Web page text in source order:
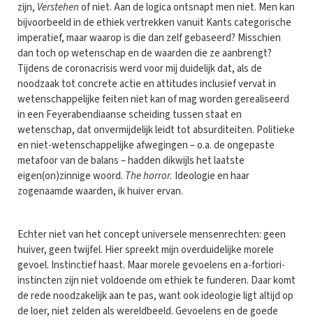
zijn, Verstehenof niet. Aan de logica ontsnapt men niet. Men kan
bijvoorbeeld in de ethiek vertrekken vanuit Kants categorische
imperatief, maar waarop is die dan zelf gebaseerd? Misschien
dan toch op wetenschap en de waarden die ze aanbrengt?
Tijdens de coronacrisis werd voor mij duidelijk dat, als de
noodzaak tot concrete actie en attitudes inclusief vervat in
wetenschappelijke feiten niet kan of mag worden gerealiseerd
in een Feyerabendiaanse scheiding tussen staat en
wetenschap, dat onvermijdelijk leidt tot absurditeiten. Politieke
en niet-wetenschappelijke afwegingen – o.a. de ongepaste
metafoor van de balans – hadden dikwijls het laatste
eigen(on)zinnige woord. The horror. Ideologie en haar
zogenaamde waarden, ik huiver ervan.
Echter niet van het concept universele mensenrechten: geen
huiver, geen twijfel. Hier spreekt mijn overduidelijke morele
gevoel. Instinctief haast. Maar morele gevoelens en a-fortiori-
instincten zijn niet voldoende om ethiek te funderen. Daar komt
de rede noodzakelijk aan te pas, want ook ideologie ligt altijd op
de loer, niet zelden als wereldbeeld. Gevoelens en de goede